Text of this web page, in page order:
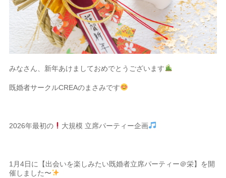
みなさん、新年あけましておめでとうございます
既婚者サークルCREAのまさみです
2026年最初の 大規模 立席パーティー企画
1月4日に【出会いを楽しみたい既婚者立席パーティー＠栄】を開
催しました〜